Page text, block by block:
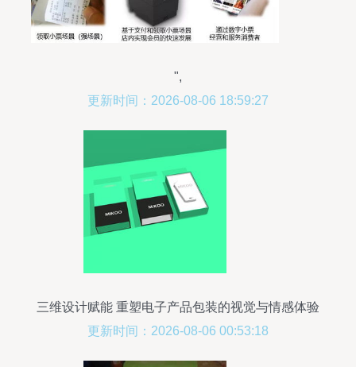
",
更新时间：2026-08-06 18:59:27
三维设计赋能 重塑电子产品包装的视觉与情感体验
更新时间：2026-08-06 00:53:18